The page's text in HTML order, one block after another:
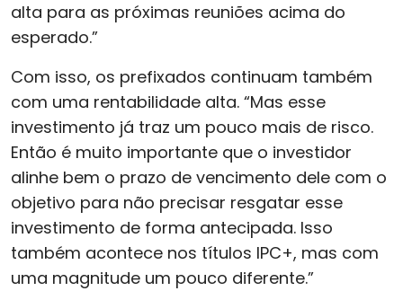
alta para as próximas reuniões acima do
esperado.”
Com isso, os prefixados continuam também
com uma rentabilidade alta. “Mas esse
investimento já traz um pouco mais de risco.
Então é muito importante que o investidor
alinhe bem o prazo de vencimento dele com o
objetivo para não precisar resgatar esse
investimento de forma antecipada. Isso
também acontece nos títulos IPC+, mas com
uma magnitude um pouco diferente.”